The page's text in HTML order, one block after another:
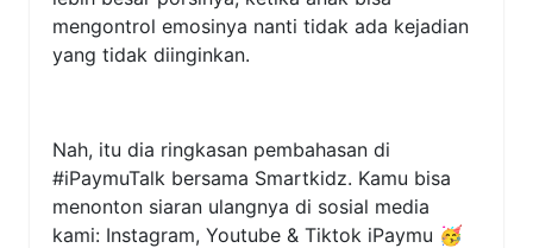
mengontrol emosinya nanti tidak ada kejadian
yang tidak diinginkan.
Nah, itu dia ringkasan pembahasan di
#iPaymuTalk bersama Smartkidz. Kamu bisa
menonton siaran ulangnya di sosial media
kami: Instagram, Youtube & Tiktok iPaymu 🥳